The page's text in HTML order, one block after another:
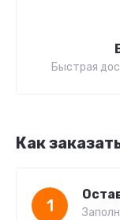
Быстрая
Как
1